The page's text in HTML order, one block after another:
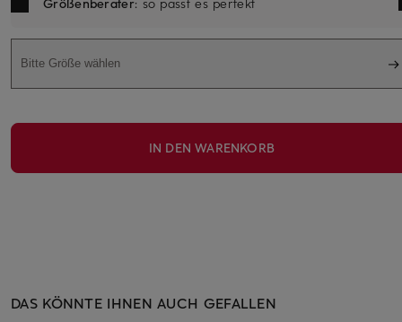
Bitte Größe wählen
IN DEN WARENKORB
DAS KÖNNTE IHNEN AUCH GEFALLEN